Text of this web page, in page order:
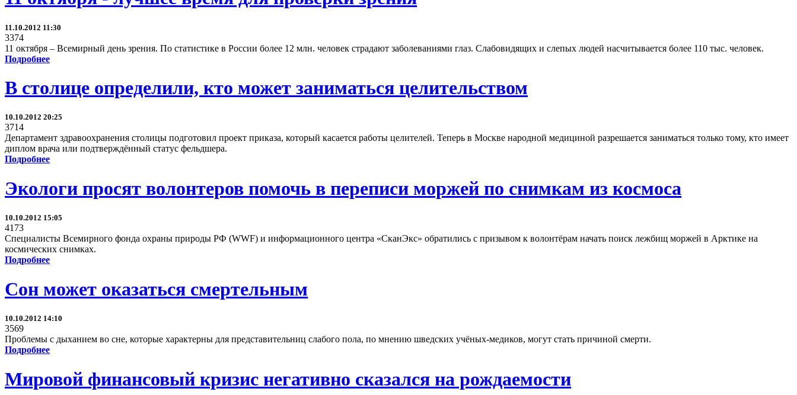
11.10.2012 11:30
3374
11 октября – Всемирный день зрения. По статистике в России более 12 млн. человек страдают заболеваниями глаз. Слабовидящих и слепых людей насчитывается более 110 тыс. человек.
Подробнее
В столице определили, кто может заниматься целительством
10.10.2012 20:25
3714
Департамент здравоохранения столицы подготовил проект приказа, который касается работы целителей. Теперь в Москве народной медициной разрешается заниматься только тому, кто имеет
диплом врача или подтверждённый статус фельдшера.
Подробнее
Экологи просят волонтеров помочь в переписи моржей по снимкам из космоса
10.10.2012 15:05
4173
Специалисты Всемирного фонда охраны природы РФ (WWF) и информационного центра «СканЭкс» обратились с призывом к волонтёрам начать поиск лежбищ моржей в Арктике на
космических снимках.
Подробнее
Сон может оказаться смертельным
10.10.2012 14:10
3569
Проблемы с дыханием во сне, которые характерны для представительниц слабого пола, по мнению шведских учёных-медиков, могут стать причиной смерти.
Подробнее
Мировой финансовый кризис негативно сказался на рождаемости